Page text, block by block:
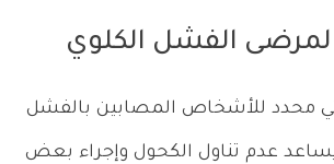
لمرضى الفشل الكلوي
محدد للأشخاص المصابين بالفشل
عدم تناول الكحول وإجراء بعض